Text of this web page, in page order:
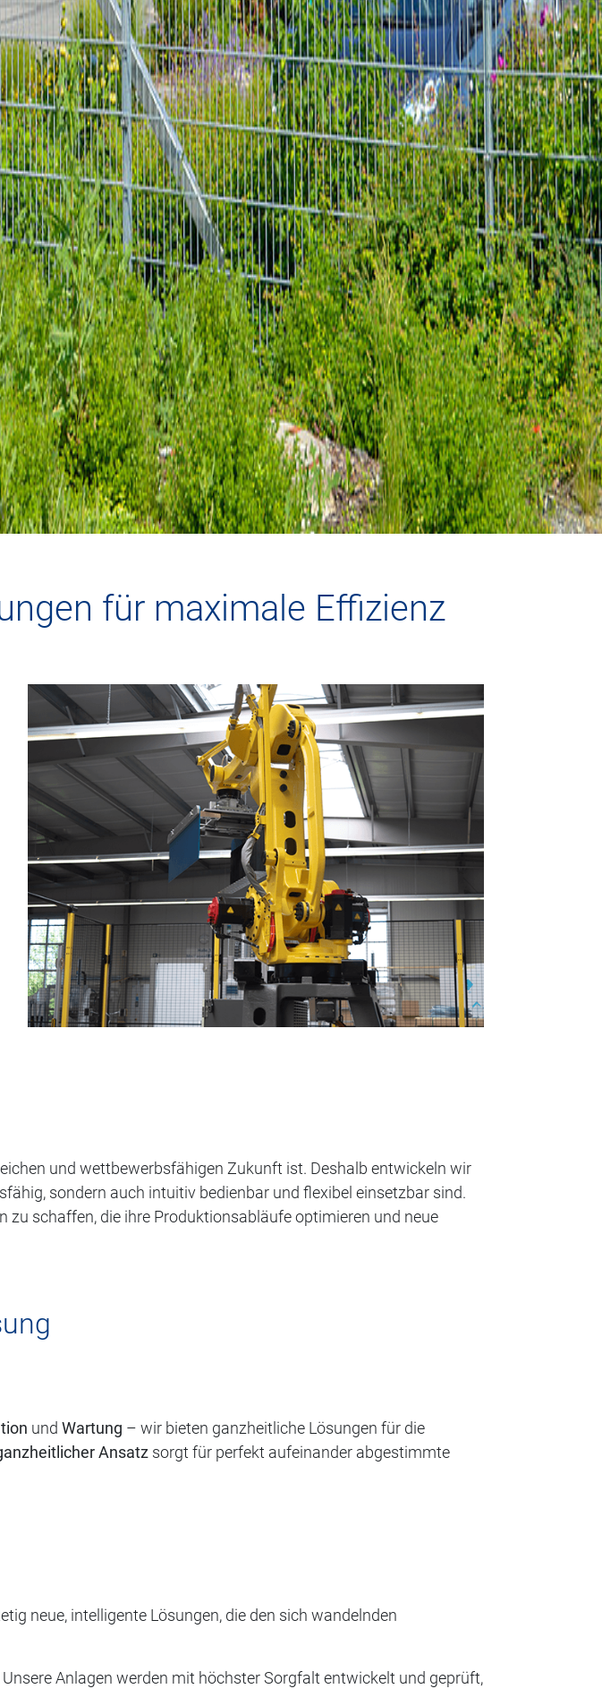
für maximale Effizienz
und wettbewerbsfähigen Zukunft ist. Deshalb entwickeln wir
sondern auch intuitiv bedienbar und flexibel einsetzbar sind.
schaffen, die ihre Produktionsabläufe optimieren und neue
und Wartung – wir bieten ganzheitliche Lösungen für die
Ansatz sorgt für perfekt aufeinander abgestimmte
neue, intelligente Lösungen, die den sich wandelnden
Anlagen werden mit höchster Sorgfalt entwickelt und geprüft,